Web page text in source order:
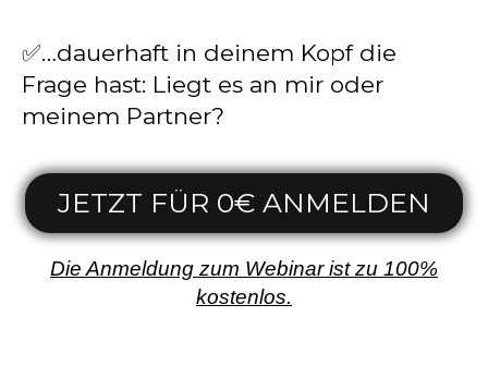
✅…dauerhaft in deinem Kopf die
Frage hast: Liegt es an mir oder
meinem Partner?
JETZT FÜR 0€ ANMELDEN
Die Anmeldung zum Webinar ist zu 100%
kostenlos.